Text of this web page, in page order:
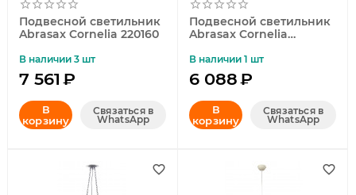
Подвесной светильник
Abrasax Cornelia 220160
В наличии 3 шт
7 561 ₽
В
корзину
Связаться в
WhatsApp
Подвесной светильник
Abrasax Cornelia
В наличии 1 шт
6 088₽
В
корзину
Связаться в
WhatsApp